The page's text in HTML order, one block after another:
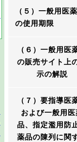
（５）一般用医
の使用期限
（６）一般用医
の販売サイト上
示の解説
（７）要指導医
および一般用医
品、 指定濫用防
薬品の陳列に関